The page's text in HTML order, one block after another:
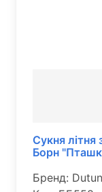
Сукня літня
Борн
Бренд: